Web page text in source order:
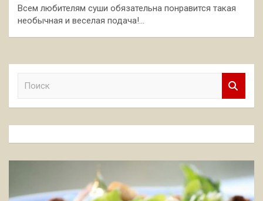
Всем любителям суши обязательна понравится такая
необычная и веселая подача!…
к